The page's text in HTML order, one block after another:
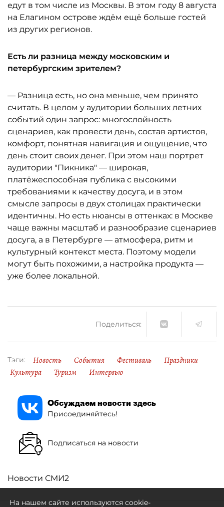
едут в том числе из Москвы. В этом году 8 августа
на Елагином острове ждём ещё больше гостей
из других регионов.
Есть ли разница между московским и
петербургским зрителем?
— Разница есть, но она меньше, чем принято
считать. В целом у аудитории больших летних
событий один запрос: многослойность
сценариев, как провести день, состав артистов,
комфорт, понятная навигация и ощущение, что
день стоит своих денег. При этом наш портрет
аудитории "Пикника" — широкая,
платёжеспособная публика с высокими
требованиями к качеству досуга, и в этом
смысле запросы в двух столицах практически
идентичны. Но есть нюансы в оттенках: в Москве
чаще важны масштаб и разнообразие сценариев
досуга, а в Петербурге — атмосфера, ритм и
культурный контекст места. Поэтому модели
могут быть похожими, а настройка продукта —
уже более локальной.
Поделиться:
Тэги: Новость События Фестиваль
Праздники
Культура
Туризм Интервью
Обсуждаем новости здесь
Присоединяйтесь!
Подписаться на новости
Новости СМИ2
На нашем сайте используются cookie-